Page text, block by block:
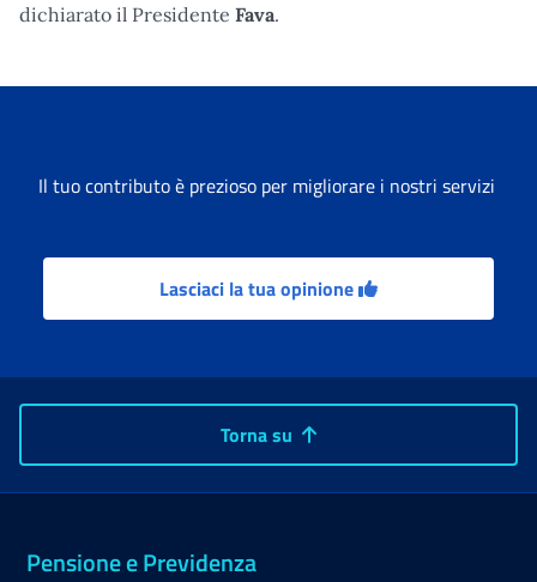
dichiarato il Presidente Fava.
Il tuo contributo è prezioso per migliorare i nostri servizi
Lasciaci la tua opinione
Torna su
Pensione e Previdenza